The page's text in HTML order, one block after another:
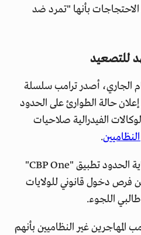
بأنها "تمرد ضد
للتصعيد
الجاري، أصدر ترامب سلسلة
حالة الطوارئ على الحدود
الفيدرالية صلاحيات
.
كما ألغت إدارة الجمارك وحماية الحدود تطبيق "CBP One"
فرص دخول قانوني للولايات
اللجوء.
غير النظاميين بأنهم